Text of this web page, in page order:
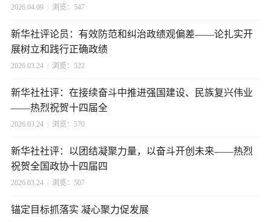
2026.04.09 浏览：547
新华社评论员：有效防范和纠治政绩观偏差——论扎实开
展树立和践行正确政绩
2026.03.24 浏览：522
新华社社评：在接续奋斗中推进强国建设、民族复兴伟业
——热烈祝贺十四届全
2026.03.24 浏览：570
新华社社评：以团结凝聚力量，以奋斗开创未来——热烈
祝贺全国政协十四届四
2026.03.24 浏览：507
锚定目标抓落实 凝心聚力促发展